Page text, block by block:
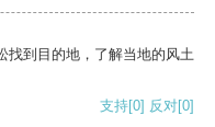
找到目的地，了解当地的风土
支持[0] 反对[0]